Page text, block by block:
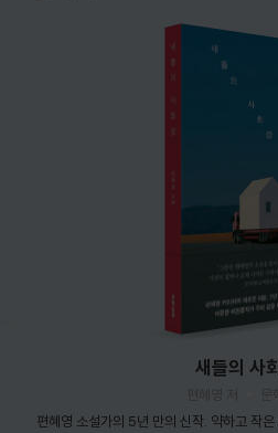
새들의 사
편혜영 소설가의 5년 만의 신작. 약하고 작